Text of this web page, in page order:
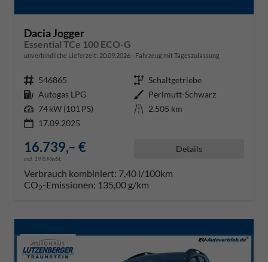
Dacia Jogger
Essential TCe 100 ECO-G
unverbindliche Lieferzeit: 20.09.2026 Fahrzeug mit Tageszulassung
Fahrzeugnr. 546865 Getriebe Schaltgetriebe
Kraftstoff Autogas LPG Außenfarbe Perlmutt-Schwarz
Leistung 74 kW (101 PS) Kilometerstand 2.505 km
17.09.2025
16.739,– €
incl. 19% MwSt.
Details
Verbrauch kombiniert: 7,40 l/100km
CO2-Emissionen: 135,00 g/km